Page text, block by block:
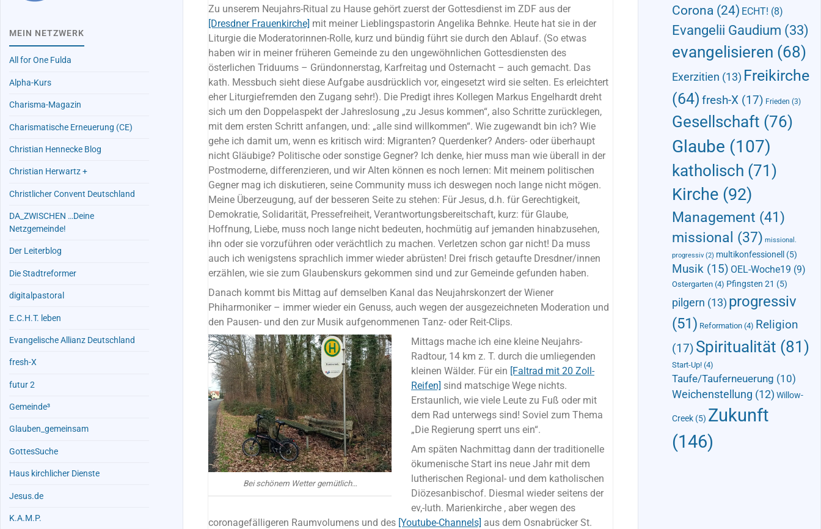
Zu unserem Neujahrs-Ritual zu Hause gehört zuerst der Gottesdienst im ZDF aus der
[Dresdner Frauenkirche] mit meiner Lieblingspastorin Angelika Behnke. Heute hat sie in der
Liturgie die Moderatorinnen-Rolle, kurz und bündig führt sie durch den Ablauf. (So etwas
haben wir in meiner früheren Gemeinde zu den ungewöhnlichen Gottesdiensten des
österlichen Triduums – Gründonnerstag, Karfreitag und Osternacht – auch gemacht. Das
kath. Messbuch sieht diese Aufgabe ausdrücklich vor, eingesetzt wird sie selten. Es erleichtert
eher Liturgiefremden den Zugang sehr!). Die Predigt ihres Kollegen Markus Engelhardt dreht
sich um den Doppelaspekt der Jahreslosung „zu Jesus kommen“, also Schritte zurücklegen,
mit dem ersten Schritt anfangen, und: „alle sind willkommen“. Wie zugewandt bin ich? Wie
gehe ich damit um, wenn es kritisch wird: Migranten? Querdenker? Anders- oder überhaupt
nicht Gläubige? Politische oder sonstige Gegner? Ich denke, hier muss man wie überall in der
Postmoderne, differenzieren, und wir Alten können es noch lernen: Mit meinem politischen
Gegner mag ich diskutieren, seine Community muss ich deswegen noch lange nicht mögen.
Meine Überzeugung, auf der besseren Seite zu stehen: Für Jesus, d.h. für Gerechtigkeit,
Demokratie, Solidarität, Pressefreiheit, Verantwortungsbereitschaft, kurz: für Glaube,
Hoffnung, Liebe, muss noch lange nicht bedeuten, hochmütig auf jemanden hinabzusehen,
ihn oder sie vorzuführen oder verächtlich zu machen. Verletzen schon gar nicht! Da muss
auch ich wenigstens sprachlich immer wieder abrüsten! Drei frisch getaufte Dresdner/innen
erzählen, wie sie zum Glaubenskurs gekommen sind und zur Gemeinde gefunden haben.
Danach kommt bis Mittag auf demselben Kanal das Neujahrskonzert der Wiener
Phiharmoniker – immer wieder ein Genuss, auch wegen der ausgezeichneten Moderation und
den Pausen- und den zur Musik aufgenommenen Tanz- oder Reit-Clips.
Bei schönem Wetter gemütlich…
Mittags mache ich eine kleine Neujahrs-
Radtour, 14 km z. T. durch die umliegenden
kleinen Wälder. Für ein [Faltrad mit 20 Zoll-
Reifen] sind matschige Wege nichts.
Erstaunlich, wie viele Leute zu Fuß oder mit
dem Rad unterwegs sind! Soviel zum Thema
„Die Regierung sperrt uns ein“.
Am späten Nachmittag dann der traditionelle
ökumenische Start ins neue Jahr mit dem
lutherischen Regional- und dem katholischen
Diözesanbischof. Diesmal wieder seitens der
ev,-luth. Marienkirche , aber wegen des
coronagefälligeren Raumvolumens und des [Youtube-Channels] aus dem Osnabrücker St.
MEIN NETZWERK
All for One Fulda
Alpha-Kurs
Charisma-Magazin
Charismatische Erneuerung (CE)
Christian Hennecke Blog
Christian Herwartz +
Christlicher Convent Deutschland
DA_ZWISCHEN …Deine
Netzgemeinde!
Der Leiterblog
Die Stadtreformer
digitalpastoral
E.C.H.T. leben
Evangelische Allianz Deutschland
fresh-X
futur 2
Gemeinde³
Glauben_gemeinsam
GottesSuche
Haus kirchlicher Dienste
Jesus.de
K.A.M.P.
Corona(24) ECHT! (8)
Evangelii Gaudium (33)
evangelisieren (68)
Exerzitien (13) Freikirche
(64) fresh-X(17) Frieden (3)
Gesellschaft (76)
Glaube (107)
katholisch (71)
Kirche(92)
Management (41)
missional (37) missional.
progressiv(2) multikonfessionell (5)
Musik(15) OEL-Woche19 (9)
Ostergarten(4) Pfingsten 21 (5)
pilgern (13) progressiv
(51) Reformation(4) Religion
(17) Spiritualität (81)
Start-Up!(4)
Taufe/Tauferneuerung (10)
Weichenstellung (12) Willow-
Creek(5) Zukunft
(146)